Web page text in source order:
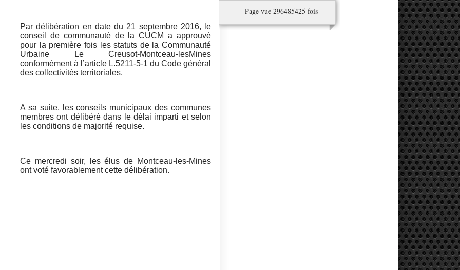
Par délibération en date du 21 septembre 2016, le
conseil de communauté de la CUCM a approuvé
pour la première fois les statuts de la Communauté
Urbaine Le Creusot-Montceau-lesMines
conformément à l’article L.5211-5-1 du Code général
des collectivités territoriales.
A sa suite, les conseils municipaux des communes
membres ont délibéré dans le délai imparti et selon
les conditions de majorité requise.
Ce mercredi soir, les élus de Montceau-les-Mines
ont voté favorablement cette délibération.
Page vue 296485425 fois